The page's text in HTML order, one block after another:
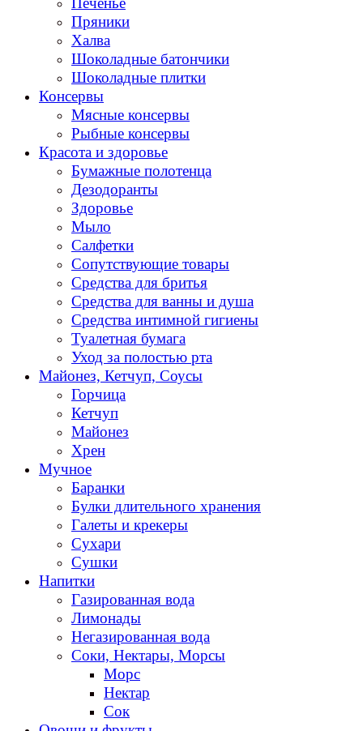
Пряники
Халва
Шоколадные батончики
Шоколадные плитки
Консервы
Мясные консервы
Рыбные консервы
Красота и здоровье
Бумажные полотенца
Дезодоранты
Здоровье
Мыло
Салфетки
Сопутствующие товары
Средства для бритья
Средства для ванны и душа
Средства интимной гигиены
Туалетная бумага
Уход за полостью рта
Майонез, Кетчуп, Соусы
Горчица
Кетчуп
Майонез
Хрен
Мучное
Баранки
Булки длительного хранения
Галеты и крекеры
Сухари
Сушки
Напитки
Газированная вода
Лимонады
Негазированная вода
Соки, Нектары, Морсы
Морс
Нектар
Сок